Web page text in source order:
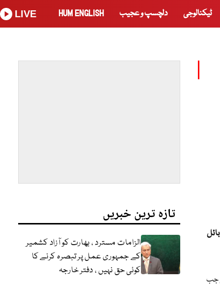
ٹیکنالوجی دلچسپ و عجیب HUM ENGLISH
LIVE
جب
تازہ ترین خبریں
الزامات مسترد ، بھارت کو آزاد کشمیر
کے جمہوری عمل پر تبصرہ کرنے کا
کوئی حق نہیں ، دفتر خارجہ